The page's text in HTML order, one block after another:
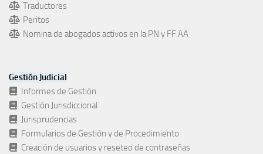
Traductores
Peritos
Nomina de abogados activos en la PN y FF.AA
Gestión Judicial
Informes de Gestión
Gestión Jurisdiccional
Jurisprudencias
Formularios de Gestión y de Procedimiento
Creación de usuarios y reseteo de contraseñas